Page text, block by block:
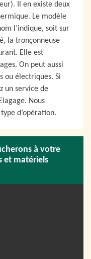
Il en existe deux
Le modèle
l’indique, soit sur
la tronçonneuse
Elle est
On peut aussi
ou électriques. Si
un service de
Nous
d’opération.
à votre
et matériels